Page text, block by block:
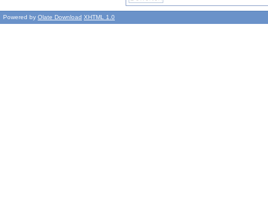
Powered by Olate Download XHTML 1.0